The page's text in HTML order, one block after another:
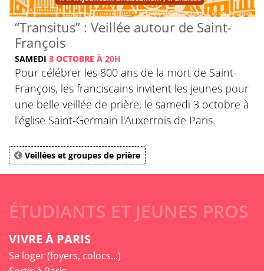
© Franciscains de France et de Belgique
“Transitus” : Veillée autour de Saint-
François
SAMEDI 3 OCTOBRE À 20H
Pour célébrer les 800 ans de la mort de Saint-
François, les franciscains invitent les jeunes pour
une belle veillée de prière, le samedi 3 octobre à
l'église Saint-Germain l'Auxerrois de Paris.
Veillées et groupes de prière
ÉTUDIANTS ET JEUNES PROS
VIVRE À PARIS
Se loger (foyers, colocs...)